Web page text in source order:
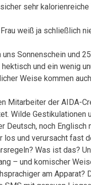
sehr kalorienreiche
weiß ja schließlich
Sonnenschein und
und ein wenig
Weise kommen
Mitarbeiter der AIDA-
Wilde
Deutsch, noch
und verursacht fast
Was ist das?
– und komischer
am